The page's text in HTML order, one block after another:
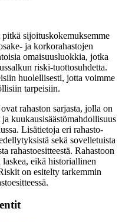
sijoituskokemuksemme
ja korkorahastojen
omaisuusluokkia, jotka
riski-tuottosuhdetta.
huolellisesti, jotta voimme
tarpeisiin.
rahaston sarjasta, jolla on
kuukausisäästömahdollisuus
Lisätietoja eri rahasto-
sekä sovelletuista
rahastoesitteestä. Rahastoon
eikä historiallinen
on esitelty tarkemmin